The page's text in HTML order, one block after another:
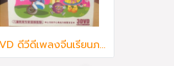
DVD ดีวีดีเพลงจีนเรียนภาษาจีน